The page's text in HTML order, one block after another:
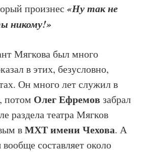
произнес «Ну так не
никому!»
Мягкова был много
в этих, безусловно,
Он много лет служил в
, потом Олег Ефремовзабрал
раздела театра Мягков
вМХТ имени Чехова. А
составляет около